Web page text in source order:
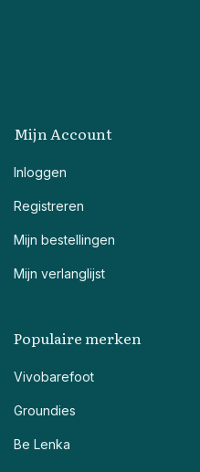
Mijn Account
Inloggen
Registreren
Mijn bestellingen
Mijn verlanglijst
Populaire merken
Vivobarefoot
Groundies
Be Lenka